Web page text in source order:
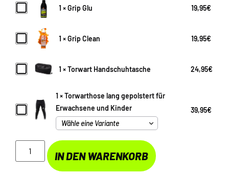
Grip
Glu
1 ×Grip Glu 19,95€
Grip
Clean
1 ×Grip Clean 19,95€
Torwart
Handschuhtasche
1 ×Torwart Handschuhtasche 24,95€
Torwarthose
lang
Erwachsene
Kinder
1 ×Torwarthose lang gepolstert für
Erwachsene und Kinder
39,95€
IN DEN WARENKORB